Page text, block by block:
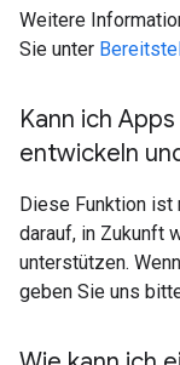
Weitere
Sie unter
Kann ich
entwickeln
Diese Funktion ist
darauf, in Zukunft
unterstützen.
geben Sie uns